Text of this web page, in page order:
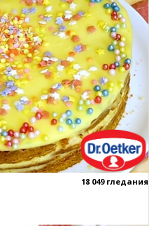
18 049 гледания